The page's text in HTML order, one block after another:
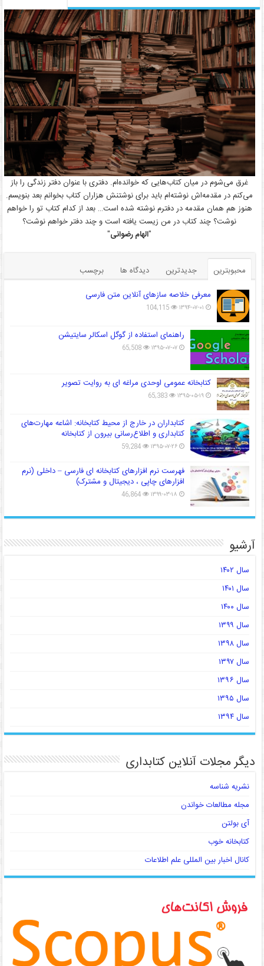
غرق می‌شوم در میان کتاب‌هایی که خوانده‌ام. دفتری با عنوان دفتر زندگی را باز
می‌کنم در مقدمه‌اش نوشته‌ام باید برای نوشتنش هزاران کتاب بخوانم بعد بنویسم.
هنوز هم همان مقدمه در دفترم نوشته شده است… بعد از کدام کتاب تو را خواهم
نوشت؟ چند کتاب در من زیست یافته است و چند دفتر خواهم نوشت؟
"الهام رضوانی"
محبوبترین جدیدترین دیدگاه ها
برچسب
معرفی خلاصه سازهای آنلاین متن فارسی
۱۳۹۴-۰۷-۰۱ 104,115
راهنمای استفاده از گوگل اسکالر سایتیشن
۱۳۹۵-۰۷-۰۷ 65,508
کتابخانه عمومی اوحدی مراغه ای به روایت تصویر
۱۳۹۵-۰۵-۱۹ 65,383
کتابداران در خارج از محیط کتابخانه: اشاعه مهارت‌های
کتابداری و اطلاع‌رسانی بیرون از کتابخانه
۱۳۹۵-۰۷-۲۶ 59,284
فهرست نرم افزارهای کتابخانه ای فارسی – داخلی (نرم
افزارهای چاپی ، دیجیتال و مشترک)
۱۳۹۹-۰۳-۱۸ 46,864
آرشیو
سال ۱۴۰۲
سال ۱۴۰۱
سال ۱۴۰۰
سال ۱۳۹۹
سال ۱۳۹۸
سال ۱۳۹۷
سال ۱۳۹۶
سال ۱۳۹۵
سال ۱۳۹۴
دیگر مجلات آنلاین کتابداری
نشریه شناسه
مجله مطالعات خواندن
آی بولتن
کتابخانه خوب
کانال اخبار بین المللی علم اطلاعات